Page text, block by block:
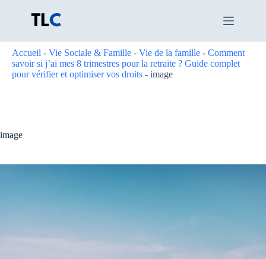
Accueil - Vie Sociale & Famille - Vie de la famille - Comment
savoir si j’ai mes 8 trimestres pour la retraite ? Guide complet
pour vérifier et optimiser vos droits - image
image